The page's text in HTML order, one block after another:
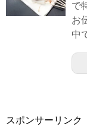
で
お
中
スポンサーリンク